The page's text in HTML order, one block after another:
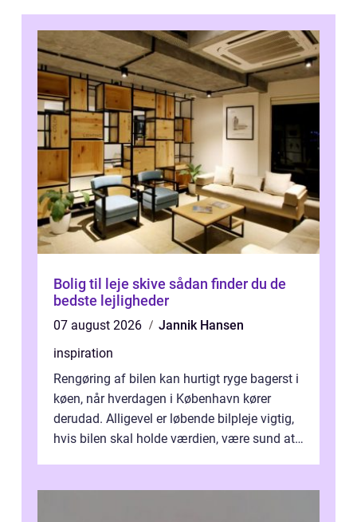
Bolig til leje skive sådan finder du de
bedste lejligheder
07 august 2026
Jannik Hansen
inspiration
Rengøring af bilen kan hurtigt ryge bagerst i
køen, når hverdagen i København kører
derudad. Alligevel er løbende bilpleje vigtig,
hvis bilen skal holde værdien, være sund at